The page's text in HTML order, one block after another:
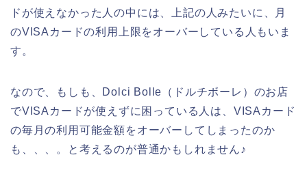
ドが使えなかった人の中には、上記の人みたいに、月
のVISAカードの利用上限をオーバーしている人もいま
す。
なので、もしも、Dolci Bolle（ドルチボーレ）のお店
でVISAカードが使えずに困っている人は、VISAカード
の毎月の利用可能金額をオーバーしてしまったのか
も、、、。と考えるのが普通かもしれません♪